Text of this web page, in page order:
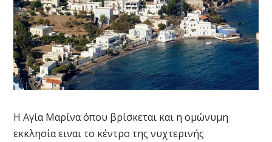
Η Αγία Μαρίνα όπου βρίσκεται και η ομώνυμη
εκκλησία ειναι το κέντρο της νυχτερινής